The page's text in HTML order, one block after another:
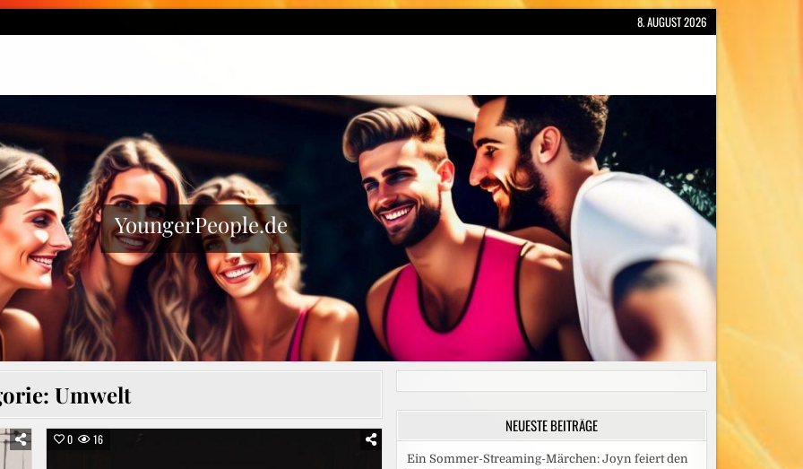
8. AUGUST 2026
YoungerPeople.de
Umwelt
0 16
NEUESTE BEITRÄGE
Ein Sommer-Streaming-Märchen: Joyn feiert den